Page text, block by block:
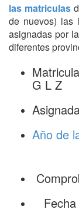
las matriculas
de nuevos) las
asignadas por
diferentes
G L Z
Año de